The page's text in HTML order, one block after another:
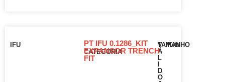
IFU
CATEGORIA
V
Á
L
D
O
TAMANHO
PT IFU 0.1286_KIT
EXPANSOR TRENCH
FIT
Kits